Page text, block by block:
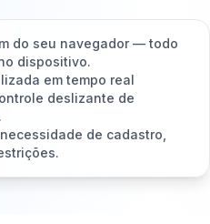
do seu navegador — todo
dispositivo.
em tempo real
deslizante de
de cadastro,